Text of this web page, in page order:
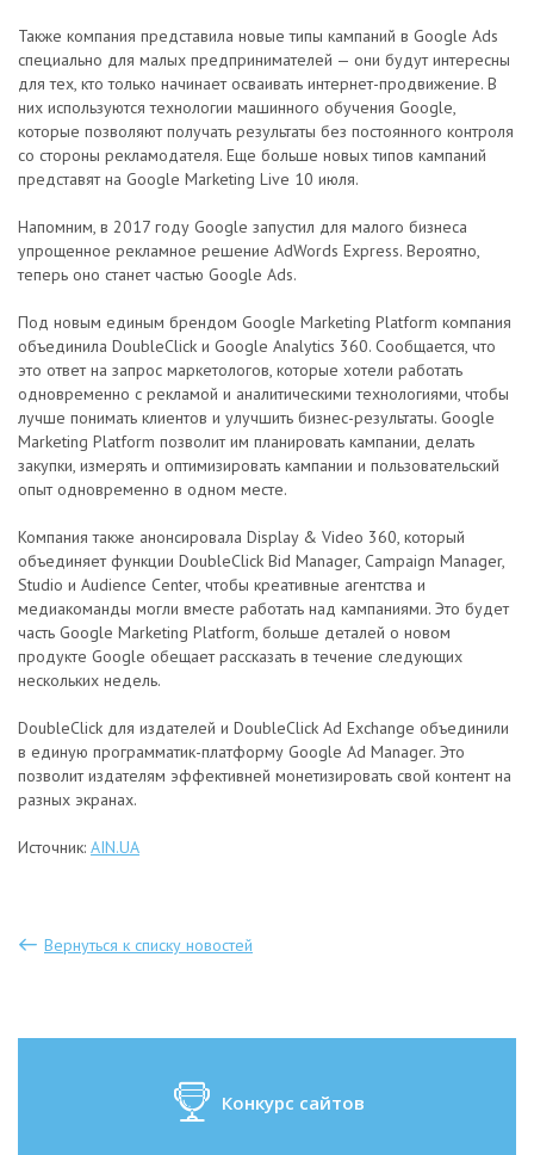
Также компания представила новые типы кампаний в Google Ads
специально для малых предпринимателей — они будут интересны
для тех, кто только начинает осваивать интернет-продвижение. В
них используются технологии машинного обучения Google,
которые позволяют получать результаты без постоянного контроля
со стороны рекламодателя. Еще больше новых типов кампаний
представят на Google Marketing Live 10 июля.
Напомним, в 2017 году Google запустил для малого бизнеса
упрощенное рекламное решение AdWords Express. Вероятно,
теперь оно станет частью Google Ads.
Под новым единым брендом Google Marketing Platform компания
объединила DoubleClick и Google Analytics 360. Сообщается, что
это ответ на запрос маркетологов, которые хотели работать
одновременно с рекламой и аналитическими технологиями, чтобы
лучше понимать клиентов и улучшить бизнес-результаты. Google
Marketing Platform позволит им планировать кампании, делать
закупки, измерять и оптимизировать кампании и пользовательский
опыт одновременно в одном месте.
Компания также анонсировала Display & Video 360, который
объединяет функции DoubleClick Bid Manager, Campaign Manager,
Studio и Audience Center, чтобы креативные агентства и
медиакоманды могли вместе работать над кампаниями. Это будет
часть Google Marketing Platform, больше деталей о новом
продукте Google обещает рассказать в течение следующих
нескольких недель.
DoubleClick для издателей и DoubleClick Ad Exchange объединили
в единую программатик-платформу Google Ad Manager. Это
позволит издателям эффективней монетизировать свой контент на
разных экранах.
Источник: AIN.UA
Вернуться к списку новостей
Конкурс сайтов